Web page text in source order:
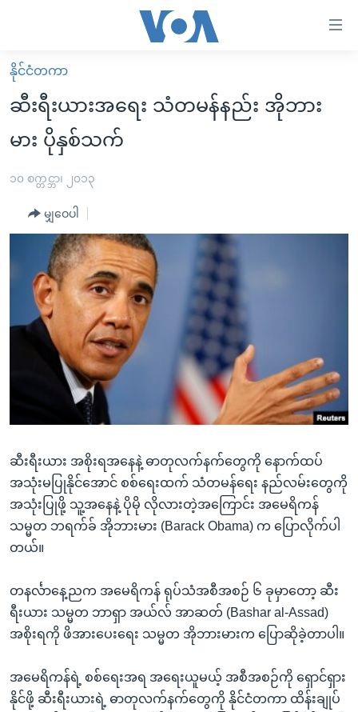
လွယ်ကူ
စေ
များ
အကြောင်းအရာ
သို့
ကျော်
မူလစာမျက်နှာ
မြန်မာ
ကမ္ဘာ့သတင်းများ
အစ္စရေး-ပါလက်စတိုင်း
ရပ်ဝန်းတခု လမ်းတခု အလွန်
အင်္ဂလိပ်စာလေ့လာမယ်
အမေရိကန်သုံးအီဒီယံ
မကြေးမုံရဲ့ အင်္ဂလိပ်စာ
ရုပ်ရှင်ထဲက အင်္ဂလိပ်စာ
သုတပဒေသာ အင်္ဂလိပ်စာ
အပတ်စဉ်ကဏ္ဍများ
ရေဒီယို
ရေဒီယိုနှင့်ရုပ်သံ အချက်အလက်များ
ရေဒီယို/တီဗွီအစီအစဉ်
Learning English
ဗွီအိုအေ လူမှုကွန်ယက်များ
ဘာသာစကားများ
နိုင်ငံတကာ
ဆီးရီးယားအရေး သံတမန်နည်း အိုဘား
မား ပိုနှစ်သက်
၁၀ စက္တင္ဘာ၊ ၂၀၁၃
မျှဝေပါ
ဆီးရီးယား အစိုးရအနေနဲ့ ဓာတုလက်နက်တွေကို နောက်ထပ်
အသုံးမပြုနိုင်အောင် စစ်ရေးထက် သံတမန်ရေး နည်လမ်းတွေကို
အသုံးပြုဖို့ သူ့အနေနဲ့ ပိုမို လိုလားတဲ့အကြောင်း အမေရိကန်
သမ္မတ ဘရက်ခ် အိုဘားမား (Barack Obama) က ပြောလိုက်ပါ
တယ်။
တနင်္လာနေ့ညက အမေရိကန် ရုပ်သံအစီအစဉ် ၆ ခုမှာတော့ ဆီး
ရီးယား သမ္မတ ဘာရှာ အယ်လ် အာဆတ် (Bashar al-Assad)
အစိုးရကို ဖိအားပေးရေး သမ္မတ အိုဘားမားက ပြောဆိုခဲ့တာပါ။
အမေရိကန်ရဲ့ စစ်ရေးအရ အရေးယူမယ့် အစီအစဉ်ကို ရှောင်ရှား
နိုင်ဖို့ ဆီးရီးယားရဲ့ ဓာတုလက်နက်တွေကို နိုင်ငံတကာ ထိန်းချုပ်